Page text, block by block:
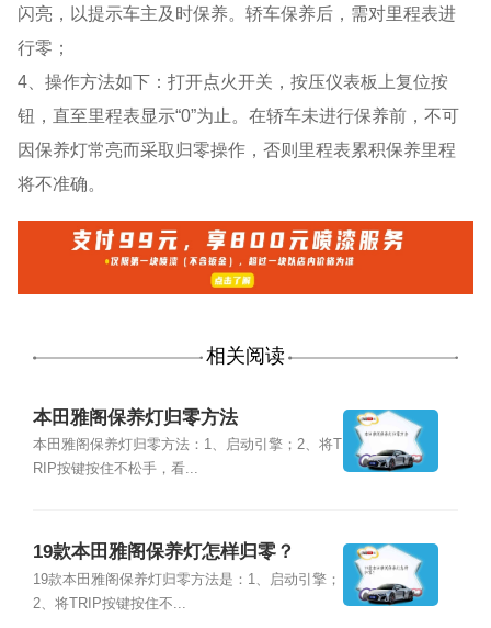
闪亮，以提示车主及时保养。轿车保养后，需对里程表进
行零；
4、操作方法如下：打开点火开关，按压仪表板上复位按
钮，直至里程表显示“0”为止。在轿车未进行保养前，不可
因保养灯常亮而采取归零操作，否则里程表累积保养里程
将不准确。
相关阅读
本田雅阁保养灯归零方法
本田雅阁保养灯归零方法：1、启动引擎；2、将T
RIP按键按住不松手，看...
19款本田雅阁保养灯怎样归零？
19款本田雅阁保养灯归零方法是：1、启动引擎；
2、将TRIP按键按住不...